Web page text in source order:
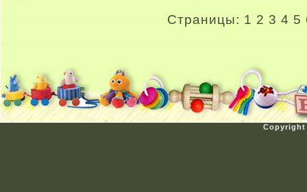
Страницы: 1 2 3 4 5